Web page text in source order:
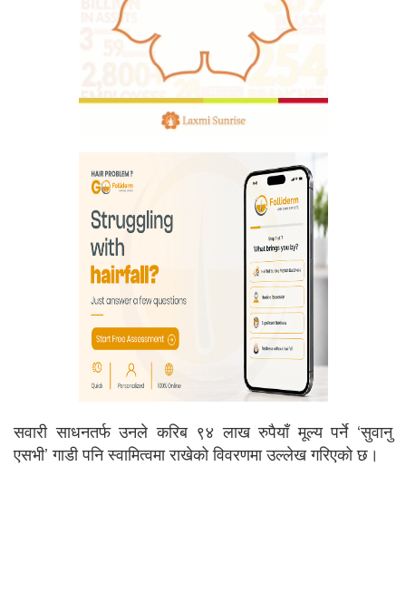
सवारी साधनतर्फ उनले करिब ९४ लाख रुपैयाँ मूल्य पर्ने ‘सुवानु
एसभी’ गाडी पनि स्वामित्वमा राखेको विवरणमा उल्लेख गरिएको छ।